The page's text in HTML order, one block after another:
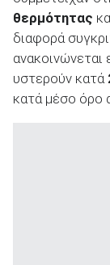
θερμότητας
διαφορά
ανακοινώνεται
υστερούν κατά
κατά μέσο όρο